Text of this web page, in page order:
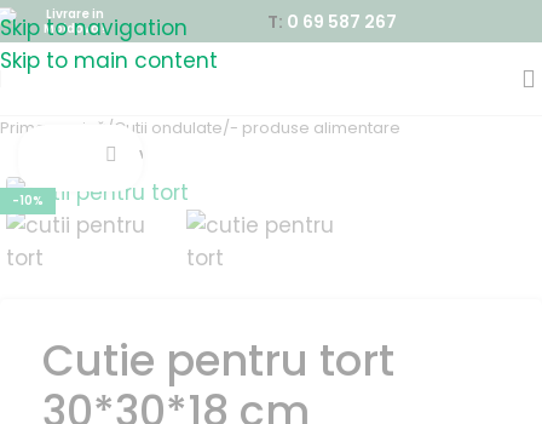
Skip to navigation
Skip to main content
Livrare in
Moldova !
T: 0 69 587 267
Prima pagină /Cutii ondulate/- produse alimentare
-10%
vezi video
Cutie pentru tort
30*30*18 cm